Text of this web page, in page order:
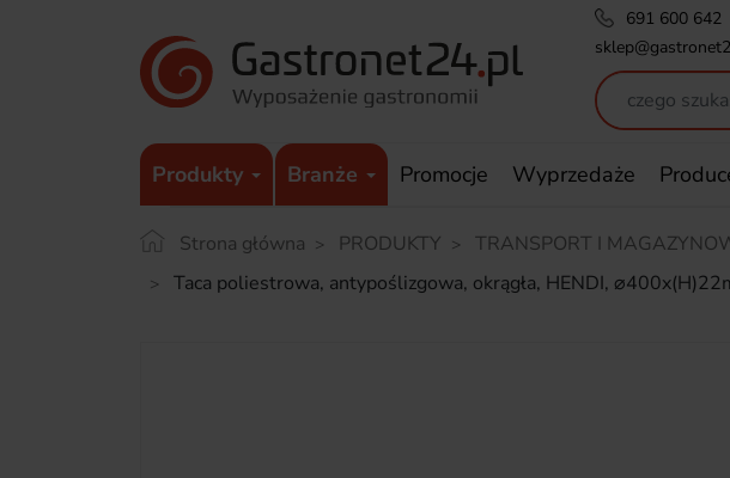
691 600 642
Produkty Branże Promocje Wyprzedaże
Strona główna PRODUKTY TRANSPORT I
Taca poliestrowa, antypoślizgowa, okrągła, HENDI,